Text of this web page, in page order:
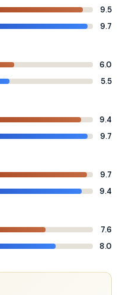
9.5
9.7
6.0
5.5
9.4
9.7
9.7
9.4
7.6
8.0